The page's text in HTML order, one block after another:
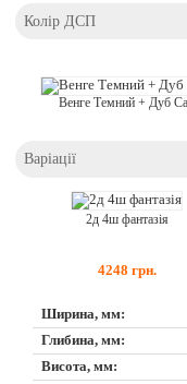
Колір ДСП
Венге Темний + Дуб
Варіації
2д 4ш фантазія
4248 грн.
Ширина, мм:
Глибина, мм:
Висота, мм: